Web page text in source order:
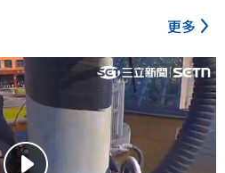
更多